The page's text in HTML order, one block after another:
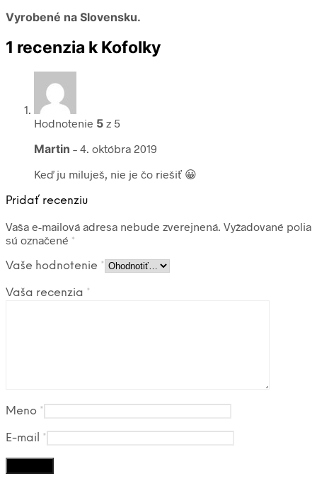
Vyrobené na Slovensku.
1 recenzia k Kofolky
Hodnotenie 5 z 5
Martin – 4. októbra 2019
Keď ju miluješ, nie je čo riešiť 😀
Pridať recenziu
Vaša e-mailová adresa nebude zverejnená. Vyžadované polia
sú označené *
Vaše hodnotenie *
Vaša recenzia *
Meno *
E-mail *